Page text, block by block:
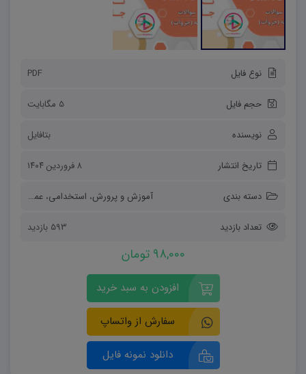
نوع فایل PDF
حجم فایل 5 مگابایت
نویسنده بتافایل
تاریخ انتشار ۸ فروردین ۱۴۰۴
دسته بندی آموزش و پرورش، استخدامی، عمومی
تعداد بازدید 593 بازدید
98,000 تومان
افزودن به سبد خرید
سفارش از واتساپ
دانلود نمونه فایل